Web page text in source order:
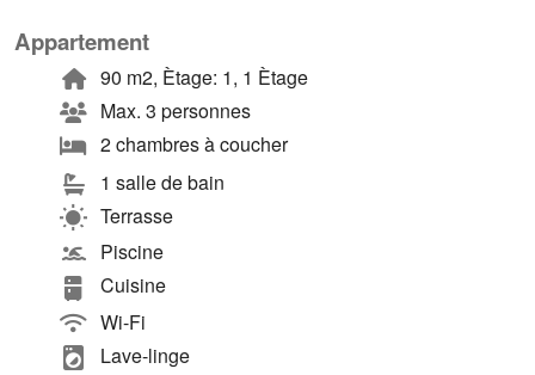
Appartement
90 m2, Ètage: 1, 1 Ètage
Max. 3 personnes
2 chambres à coucher
1 salle de bain
Terrasse
Piscine
Cuisine
Wi-Fi
Lave-linge